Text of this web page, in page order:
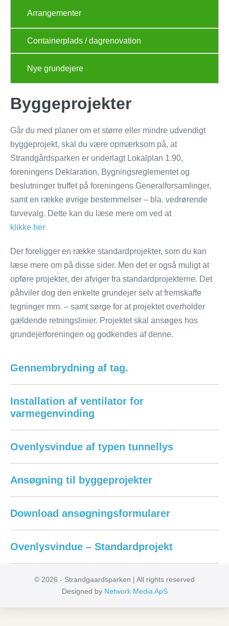
Arrangementer
Containerplads / dagrenovation
Nye grundejere
Byggeprojekter
Går du med planer om et større eller mindre udvendigt
byggeprojekt, skal du være opmærksom på, at
Strandgårdsparken er underlagt Lokalplan 1.90,
foreningens Deklaration, Bygningsreglementet og
beslutninger truffet på foreningens Generalforsamlinger,
samt en række øvrige bestemmelser – bla. vedrørende
farvevalg. Dette kan du læse mere om ved at
klikke her
Der foreligger en række standardprojekter, som du kan
læse mere om på disse sider. Men det er også muligtat
opføre projekter, der afviger fra standardprojekterne. Det
påhviler dog den enkelte grundejer selv at fremskaffe
tegninger mm. – samt sørge for at projektet overholder
gældende retningslinier. Projektet skal ansøges hos
grundejerforeningen og godkendes af denne.
Gennembrydning af tag.
Installation af ventilator for
varmegenvinding
Ovenlysvindue af typen tunnellys
Ansøgning til byggeprojekter
Download ansøgningsformularer
Ovenlysvindue – Standardprojekt
© 2026 - Strandgaardsparken | All rights reserved
Designed by Network Media ApS